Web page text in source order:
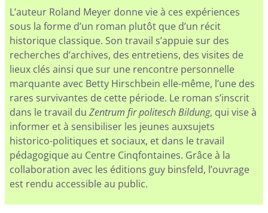
L’auteur Roland Meyer donne vie à ces expériences
sous la forme d’un roman plutôt que d’un récit
historique classique. Son travail s’appuie sur des
recherches d’archives, des entretiens, des visites de
lieux clés ainsi que sur une rencontre personnelle
marquante avec Betty Hirschbein elle-même, l’une des
rares survivantes de cette période. Le roman s’inscrit
dans le travail du Zentrum fir politesch Bildung, qui vise à
informer et à sensibiliser les jeunes auxsujets
historico-politiques et sociaux, et dans le travail
pédagogique au Centre Cinqfontaines. Grâce à la
collaboration avec les éditions guy binsfeld, l’ouvrage
est rendu accessible au public.